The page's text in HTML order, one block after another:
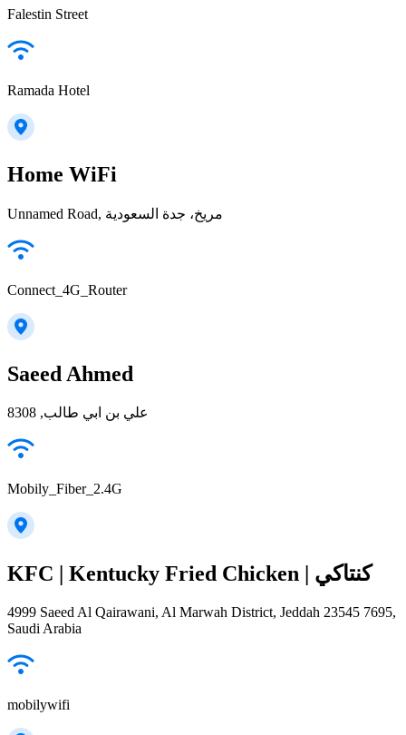
Falestin Street
Ramada Hotel
Home WiFi
Unnamed Road, مريخ، جدة السعودية
Connect_4G_Router
Saeed Ahmed
علي بن ابي طالب, 8308
Mobily_Fiber_2.4G
KFC | Kentucky Fried Chicken | كنتاكي
4999 Saeed Al Qairawani, Al Marwah District, Jeddah 23545 7695,
Saudi Arabia
mobilywifi